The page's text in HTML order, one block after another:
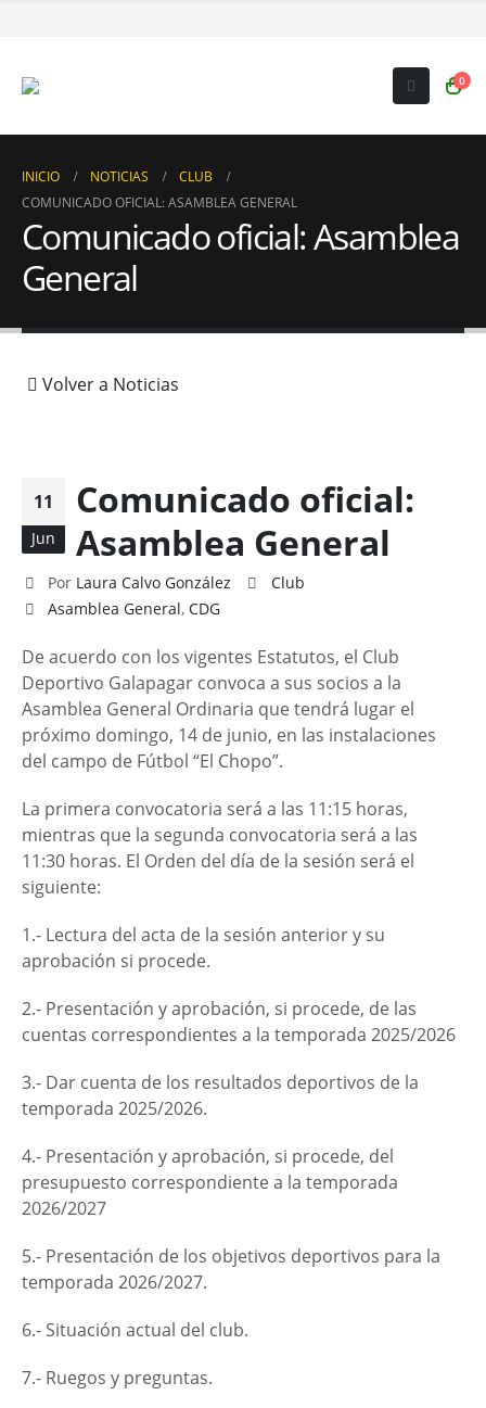
0
INICIO NOTICIAS
CLUB
COMUNICADO OFICIAL: ASAMBLEA GENERAL
Comunicado oficial: Asamblea
General
Volver a Noticias
11
Jun
Comunicado oficial:
Asamblea General
Por Laura Calvo González
Club
Asamblea General,CDG
De acuerdo con los vigentes Estatutos, el Club
Deportivo Galapagar convoca a sus socios a la
Asamblea General Ordinaria que tendrá lugar el
próximo domingo, 14 de junio, en las instalaciones
del campo de Fútbol “El Chopo”.
La primera convocatoria será a las 11:15 horas,
mientras que la segunda convocatoria será a las
11:30 horas. El Orden del día de la sesión será el
siguiente:
1.- Lectura del acta de la sesión anterior y su
aprobación si procede.
2.- Presentación y aprobación, si procede, de las
cuentas correspondientes a la temporada 2025/2026
3.- Dar cuenta de los resultados deportivos de la
temporada 2025/2026.
4.- Presentación y aprobación, si procede, del
presupuesto correspondiente a la temporada
2026/2027
5.- Presentación de los objetivos deportivos para la
temporada 2026/2027.
6.- Situación actual del club.
7.- Ruegos y preguntas.